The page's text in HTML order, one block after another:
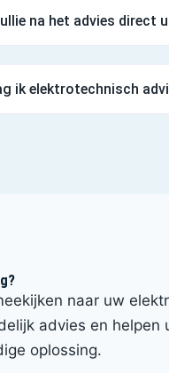
na het advies direct
ik elektrotechnisch
naar uw
advies en helpen
oplossing.